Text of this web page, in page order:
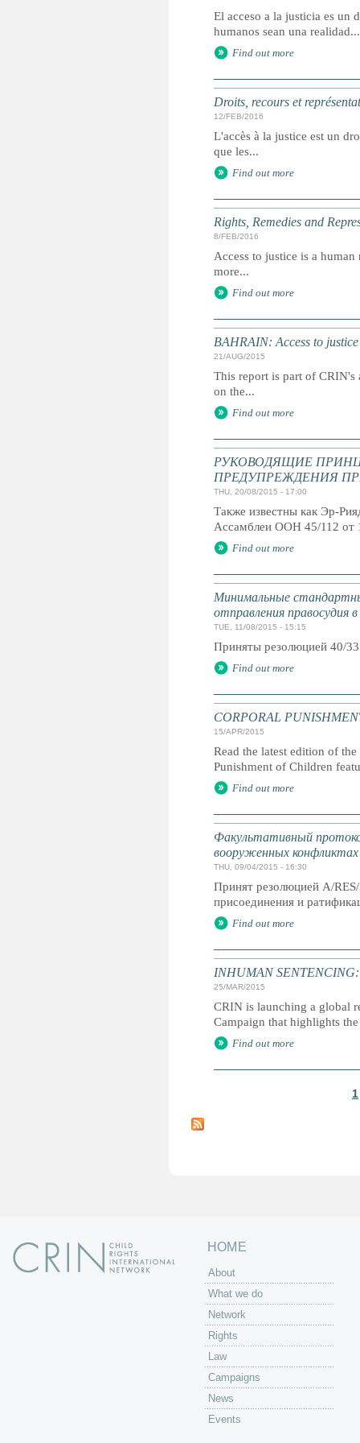
El acceso a la justicia es un
humanos sean una realidad...
Find out more
Droits, recours et
12/FEB/2016
L'accès à la justice est un
que les...
Find out more
Rights, Remedies and
8/FEB/2016
Access to justice is a
more...
Find out more
BAHRAIN: Access to
21/AUG/2015
This report is part of CRIN's
on the...
Find out more
РУКОВОДЯЩИЕ
ПРЕДУПРЕЖДЕНИЯ
THU, 20/08/2015 - 17:00
Также известны как Эр-
Ассамблеи ООН 45/112 от
Find out more
Минимальные
отправления правосудия
TUE, 11/08/2015 - 15:15
Приняты резолюцией 40/
Find out more
CORPORAL
15/APR/2015
Read the latest edition of
Punishment of Children
Find out more
Факультативный
вооруженных конфликтах
THU, 09/04/2015 - 16:30
Принят резолюцией A/
присоединения и
Find out more
INHUMAN
25/MAR/2015
CRIN is launching a global
Campaign that highlights
Find out more
a
1
HOME
About
What we do
Network
Rights
Law
Campaigns
News
Events